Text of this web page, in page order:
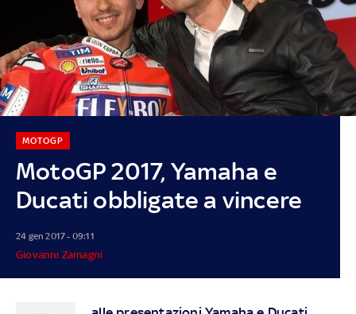
MotoGP 2017, Yamaha e
Ducati obbligate a vincere
MOTOGP
24 gen 2017 - 09:11
Giovanni Zamagni